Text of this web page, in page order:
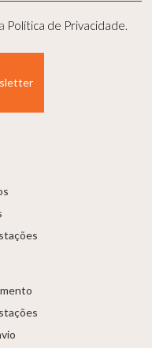
Política de Privacidade